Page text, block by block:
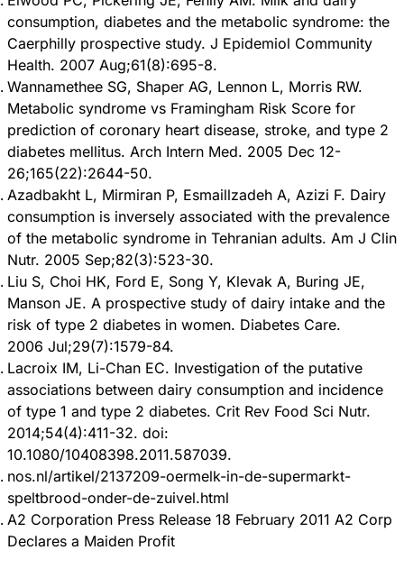
consumption, diabetes and the metabolic syndrome: the
Caerphilly prospective study. J Epidemiol Community
Health. 2007 Aug;61(8):695-8.
Wannamethee SG, Shaper AG, Lennon L, Morris RW.
Metabolic syndrome vs Framingham Risk Score for
prediction of coronary heart disease, stroke, and type 2
diabetes mellitus. Arch Intern Med. 2005 Dec 12-
26;165(22):2644-50.
Azadbakht L, Mirmiran P, Esmaillzadeh A, Azizi F. Dairy
consumption is inversely associated with the prevalence
of the metabolic syndrome in Tehranian adults. Am J Clin
Nutr. 2005 Sep;82(3):523-30.
Liu S, Choi HK, Ford E, Song Y, Klevak A, Buring JE,
Manson JE. A prospective study of dairy intake and the
risk of type 2 diabetes in women. Diabetes Care.
2006 Jul;29(7):1579-84.
Lacroix IM, Li-Chan EC. Investigation of the putative
associations between dairy consumption and incidence
of type 1 and type 2 diabetes. Crit Rev Food Sci Nutr.
2014;54(4):411-32. doi:
10.1080/10408398.2011.587039.
nos.nl/artikel/2137209-oermelk-in-de-supermarkt-
speltbrood-onder-de-zuivel.html
A2 Corporation Press Release 18 February 2011 A2 Corp
Declares a Maiden Profit